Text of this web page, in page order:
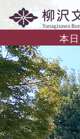
本